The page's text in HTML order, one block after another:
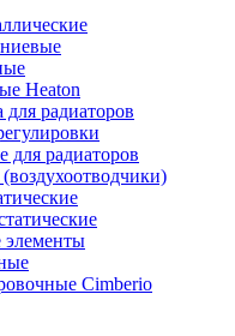
Heaton
радиаторов
для радиаторов
элементы
Cimberio